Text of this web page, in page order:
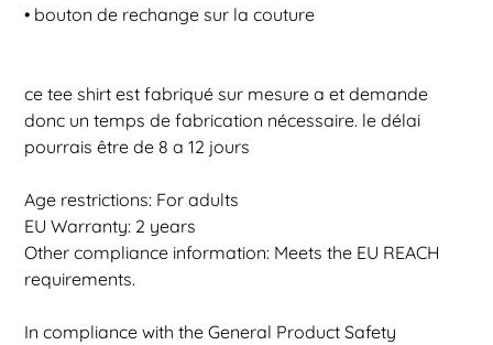
• bouton de rechange sur la couture
ce tee shirt est fabriqué sur mesure a et demande
donc un temps de fabrication nécessaire. le délai
pourrais être de 8 a 12 jours
Age restrictions: For adults
EU Warranty: 2 years
Other compliance information: Meets the EU REACH
requirements.
In compliance with the General Product Safety